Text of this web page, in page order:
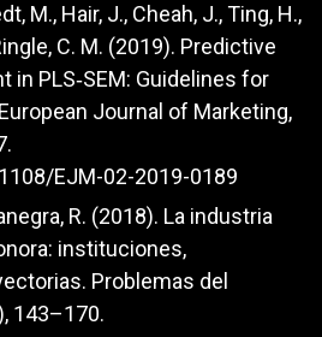
M., Hair, J., Cheah, J., Ting, H.,
C. M. (2019). Predictive
PLS‑SEM: Guidelines for
Journal of Marketing,
EJM-02-2019-0189
R. (2018). La industria
instituciones,
Problemas del
143–170.